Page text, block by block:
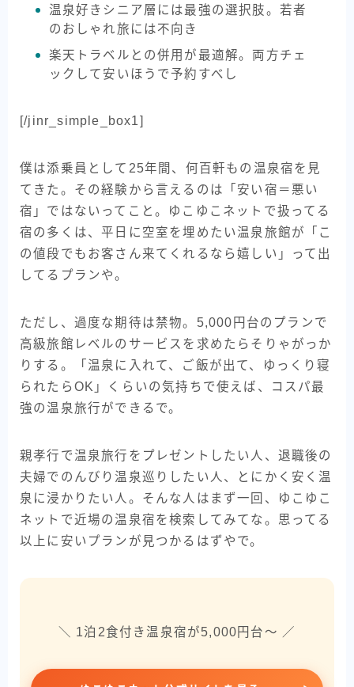
温泉好きシニア層には最強の選択肢。若者
のおしゃれ旅には不向き
楽天トラベルとの併用が最適解。両方チェ
ックして安いほうで予約すべし
[/jinr_simple_box1]
僕は添乗員として25年間、何百軒もの温泉宿を見
てきた。その経験から言えるのは「安い宿＝悪い
宿」ではないってこと。ゆこゆこネットで扱ってる
宿の多くは、平日に空室を埋めたい温泉旅館が「こ
の値段でもお客さん来てくれるなら嬉しい」って出
してるプランや。
ただし、過度な期待は禁物。5,000円台のプランで
高級旅館レベルのサービスを求めたらそりゃがっか
りする。「温泉に入れて、ご飯が出て、ゆっくり寝
られたらOK」くらいの気持ちで使えば、コスパ最
強の温泉旅行ができるで。
親孝行で温泉旅行をプレゼントしたい人、退職後の
夫婦でのんびり温泉巡りしたい人、とにかく安く温
泉に浸かりたい人。そんな人はまず一回、ゆこゆこ
ネットで近場の温泉宿を検索してみてな。思ってる
以上に安いプランが見つかるはずやで。
＼ 1泊2食付き温泉宿が5,000円台〜 ／